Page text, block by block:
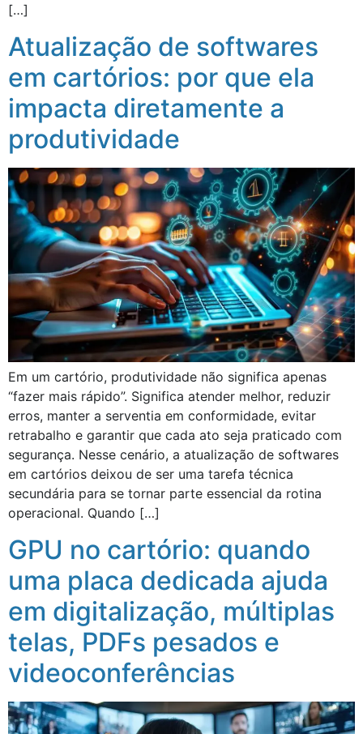
[…]
Atualização de softwares
em cartórios: por que ela
impacta diretamente a
produtividade
Em um cartório, produtividade não significa apenas
“fazer mais rápido”. Significa atender melhor, reduzir
erros, manter a serventia em conformidade, evitar
retrabalho e garantir que cada ato seja praticado com
segurança. Nesse cenário, a atualização de softwares
em cartórios deixou de ser uma tarefa técnica
secundária para se tornar parte essencial da rotina
operacional. Quando […]
GPU no cartório: quando
uma placa dedicada ajuda
em digitalização, múltiplas
telas, PDFs pesados e
videoconferências